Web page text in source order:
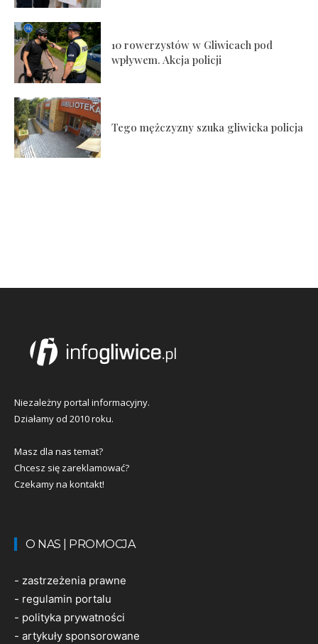
10 rowerzystów w Gliwicach pod
wpływem. Akcja policji
Tego mężczyzny szuka gliwicka policja
Niezależny portal informacyjny.
Działamy od 2010 roku.
Masz dla nas temat?
Chcesz się zareklamować?
Czekamy na kontakt!
O NAS | PROMOCJA
- zastrzeżenia prawne
- regulamin portalu
- polityka prywatności
- artykuły sponsorowane